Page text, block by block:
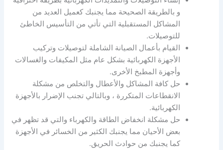
و بالطريقة الصحيحة مما يجنبك كعميل العديد من
المشاكل المستقبلية التي تأتي من التأسيس الخاطئ
للتوصيلات.
القيام بأعمال الصيانة الشاملة لتوصيلات وتركيب
الأجهزة الكهربائية بشكل عام مثل المكيفات والغسالات
وأجهزة المطبخ الأخرى.
حل كافة المشاكل والأعطال والتخلص من مشكلة
الانقطاعات المتكررة ، وبالتالي تجنب الإضرار بالأجهزة
الكهربائية.
حل مشكلة انخفاض الطاقة والكهرباء والتي قد تظهر في
بعض الأحيان مما يجنبك الكثير من الخسائر في الأجهزة
كما يجنبك من حوادث الحريق.